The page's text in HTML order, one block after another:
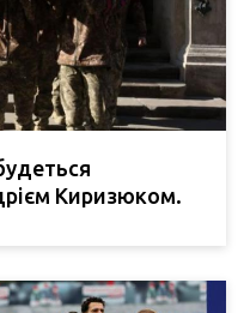
Киризюком.